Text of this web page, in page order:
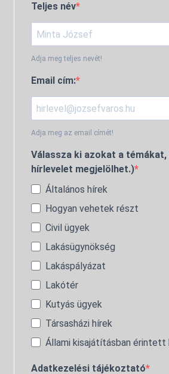
Teljes név
Adja meg teljes nevét!
Email cím:
Adja meg az email címét!
Válassza ki azokat a
hírlevelet megjelölhet.)
Általános hírek
Hogyan vehetek részt
Civil ügyek
Lakásügynökség
Lakáspályázat
Lakótér
Kutyás ügyek
Társasházi hírek
Állami kisajátításban érintett
Adatkezelési tájékoztató